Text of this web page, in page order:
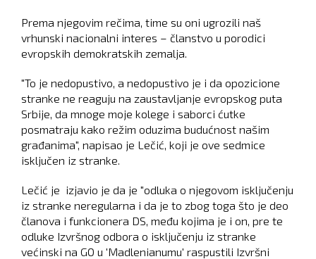
Prema njegovim rečima, time su oni ugrozili naš
vrhunski nacionalni interes – članstvo u porodici
evropskih demokratskih zemalja.
"To je nedopustivo, a nedopustivo je i da opozicione
stranke ne reaguju na zaustavljanje evropskog puta
Srbije, da mnoge moje kolege i saborci ćutke
posmatraju kako režim oduzima budućnost našim
građanima", napisao je Lečić, koji je ove sedmice
isključen iz stranke.
Lečić je izjavio je da je "odluka o njegovom isključenju
iz stranke neregularna i da je to zbog toga što je deo
članova i funkcionera DS, među kojima je i on, pre te
odluke Izvršnog odbora o isključenju iz stranke
većinski na GO u 'Madlenianumu' raspustili Izvršni